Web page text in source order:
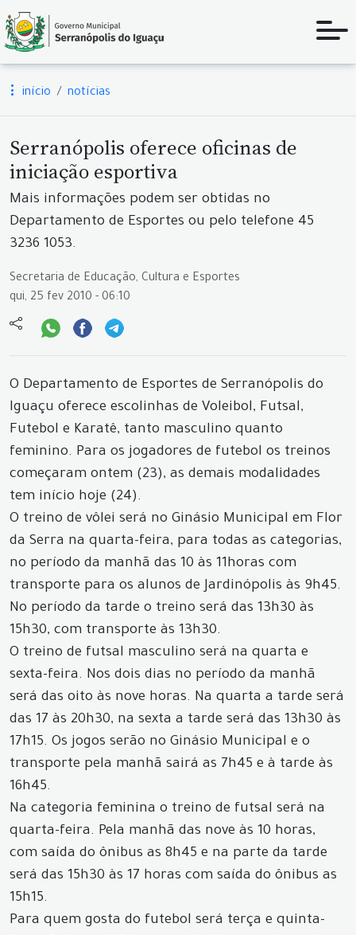
início notícias
Serranópolis oferece oficinas de
iniciação esportiva
Mais informações podem ser obtidas no
Departamento de Esportes ou pelo telefone 45
3236 1053.
Secretaria de Educação, Cultura e Esportes
qui, 25 fev 2010 - 06:10
O Departamento de Esportes de Serranópolis do
Iguaçu oferece escolinhas de Voleibol, Futsal,
Futebol e Karatê, tanto masculino quanto
feminino. Para os jogadores de futebol os treinos
começaram ontem (23), as demais modalidades
tem início hoje (24).
O treino de vôlei será no Ginásio Municipal em Flor
da Serra na quarta-feira, para todas as categorias,
no período da manhã das 10 às 11horas com
transporte para os alunos de Jardinópolis às 9h45.
No período da tarde o treino será das 13h30 às
15h30, com transporte às 13h30.
O treino de futsal masculino será na quarta e
sexta-feira. Nos dois dias no período da manhã
será das oito às nove horas. Na quarta a tarde será
das 17 às 20h30, na sexta a tarde será das 13h30 às
17h15. Os jogos serão no Ginásio Municipal e o
transporte pela manhã sairá as 7h45 e à tarde às
16h45.
Na categoria feminina o treino de futsal será na
quarta-feira. Pela manhã das nove às 10 horas,
com saída do ônibus as 8h45 e na parte da tarde
será das 15h30 às 17 horas com saída do ônibus as
15h15.
Para quem gosta do futebol será terça e quinta-